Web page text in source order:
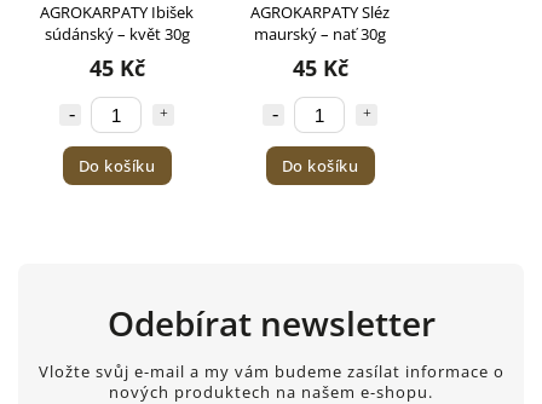
AGROKARPATY Ibišek
súdánský – květ 30g
45 Kč
Do košíku
AGROKARPATY Sléz
maurský – nať 30g
45 Kč
Do košíku
Odebírat newsletter
Vložte svůj e-mail a my vám budeme zasílat informace o
nových produktech na našem e-shopu.